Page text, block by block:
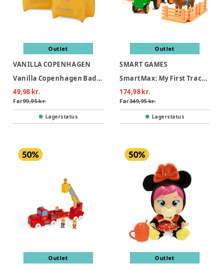
Outlet
VANILLA COPENHAGEN
Vanilla Copenhagen Badevinger - Neon Hearts
49,98 kr.
Før99,95 kr.
Lagerstatus
Outlet
SMART GAMES
SmartMax: My First Tractor 3 (Nordic)
174,98 kr.
Før349,95 kr.
Lagerstatus
Outlet Outlet